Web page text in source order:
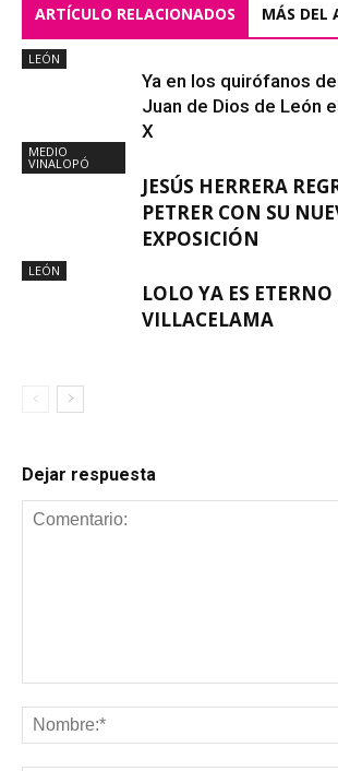
ARTÍCULO RELACIONADOS MÁS DEL
LEÓN
Ya en los quirófanos
Juan de Dios de León
X
MEDIO
VINALOPÓ
JESÚS HERRERA
PETRER CON SU
EXPOSICIÓN
LEÓN
LOLO YA ES ETERNO
VILLACELAMA
Dejar respuesta